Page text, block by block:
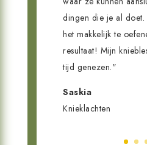
dingen die je al
het makkelijk te
resultaat! Mijn
tijd genezen."
Saskia
Knieklachten